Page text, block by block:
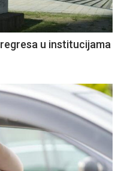
u institucijama